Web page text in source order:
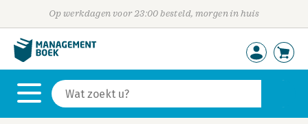
Op werkdagen voor 23:00 besteld, morgen in huis